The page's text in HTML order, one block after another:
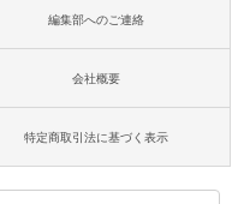
編集部へのご連絡
会社概要
特定商取引法に基づく表示